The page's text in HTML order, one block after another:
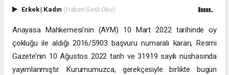
Erkek| Kadın (Haberi Sesli Oku)
Anayasa Mahkemesi’nin (AYM) 10 Mart 2022 tarihinde oy
çokluğu ile aldığı 2016/5903 başvuru numaralı kararı, Resmi
Gazete’nin 10 Ağustos 2022 tarih ve 31919 sayılı nüshasında
yayımlanmıştır. Kurumumuzca, gerekçesiyle birlikte bugün